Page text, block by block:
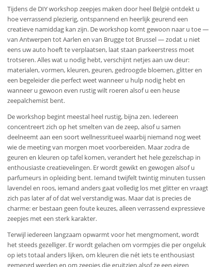
Tijdens de DIY workshop zeepjes maken door heel België ontdekt u
hoe verrassend plezierig, ontspannend en heerlijk geurend een
creatieve namiddag kan zijn. De workshop komt gewoon naar u toe —
van Antwerpen tot Aarlen en van Brugge tot Brussel — zodat u niet
eens uw auto hoeft te verplaatsen, laat staan parkeerstress moet
trotseren. Alles wat u nodig hebt, verschijnt netjes aan uw deur:
materialen, vormen, kleuren, geuren, gedroogde bloemen, glitter en
een begeleider die perfect weet wanneer u hulp nodig hebt en
wanneer u gewoon even rustig wilt roeren alsof u een heuse
zeepalchemist bent.
De workshop begint meestal heel rustig, bijna zen. Iedereen
concentreert zich op het smelten van de zeep, alsof u samen
deelneemt aan een soort wellnessritueel waarbij niemand nog weet
wie de meeting van morgen moet voorbereiden. Maar zodra de
geuren en kleuren op tafel komen, verandert het hele gezelschap in
enthousiaste creatievelingen. Er wordt gewikt en gewogen alsof u
parfumeurs in opleiding bent. Iemand twijfelt twintig minuten tussen
lavendel en roos, iemand anders gaat volledig los met glitter en vraagt
zich pas later af of dat wel verstandig was. Maar dat is precies de
charme: er bestaan geen foute keuzes, alleen verrassend expressieve
zeepjes met een sterk karakter.
Terwijl iedereen langzaam opwarmt voor het mengmoment, wordt
het steeds gezelliger. Er wordt gelachen om vormpjes die per ongeluk
op iets totaal anders lijken, om kleuren die nét iets te enthousiast
gemengd werden en om zeepjes die eruitzien alsof ze een eigen